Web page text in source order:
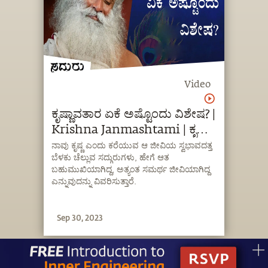
Video
ಕೃಷ್ಣಾವತಾರ ಏಕೆ ಅಷ್ಟೊಂದು ವಿಶೇಷ? |
Krishna Janmashtami | ಕೃಷ್ಣ
ಜನ್ಮಾಷ್ಟಮಿ | Sadhguru
Kannada
ನಾವು ಕೃಷ್ಣ ಎಂದು ಕರೆಯುವ ಆ ಜೀವಿಯ ಸ್ವಭಾವದತ್ತ
ಬೆಳಕು ಚೆಲ್ಲುವ ಸದ್ಗುರುಗಳು, ಹೇಗೆ ಆತ
ಬಹುಮುಖಿಯಾಗಿದ್ದ, ಅತ್ಯಂತ ಸಮರ್ಥ ಜೀವಿಯಾಗಿದ್ದ
ಎನ್ನುವುದನ್ನು ವಿವರಿಸುತ್ತಾರೆ.
Sep 30, 2023